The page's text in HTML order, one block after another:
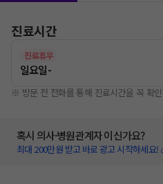
진료시간
진료휴무
일요일-
※ 방문 전 전화를 통해 진료시간을 꼭 확
혹시 의사·병원관계자 이신가요?
최대 200만원 받고 바로 광고 시작하세요!